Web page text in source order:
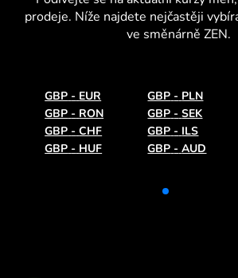
prodeje. Níže najdete nejčastěji
ve směnárně ZEN.
GBP - EUR GBP - PLN
GBP - RON GBP - SEK
GBP - CHF GBP - ILS
GBP - HUF GBP - AUD